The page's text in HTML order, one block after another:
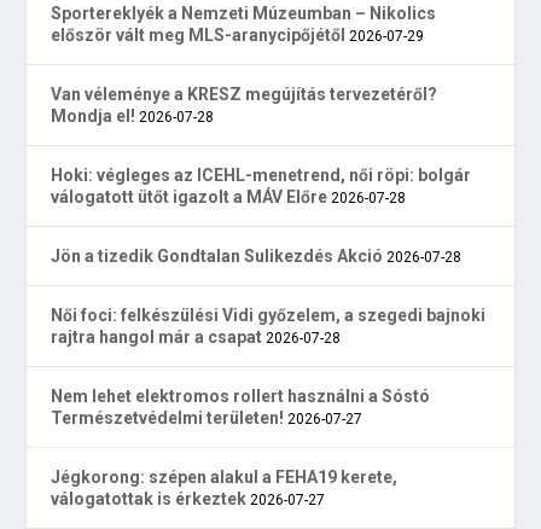
Sportereklyék a Nemzeti Múzeumban – Nikolics
először vált meg MLS-aranycipőjétől 2026-07-29
Van véleménye a KRESZ megújítás tervezetéről?
Mondja el! 2026-07-28
Hoki: végleges az ICEHL-menetrend, női röpi: bolgár
válogatott ütőt igazolt a MÁV Előre 2026-07-28
Jön a tizedik Gondtalan Sulikezdés Akció 2026-07-28
Női foci: felkészülési Vidi győzelem, a szegedi bajnoki
rajtra hangol már a csapat 2026-07-28
Nem lehet elektromos rollert használni a Sóstó
Természetvédelmi területen! 2026-07-27
Jégkorong: szépen alakul a FEHA19 kerete,
válogatottak is érkeztek 2026-07-27